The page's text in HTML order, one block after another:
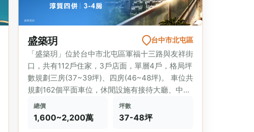
盛築玥 台中市北屯區
「盛築玥」位於台中市北屯區軍福十三路與友祥街
口，共有112戶住家，3戶店面，單層4戶，格局坪
數規劃三房(37~39坪)、四房(46~48坪)。 車位共
規劃162個平面車位，休閒設施有接待大廳、中...
總價
1,600~2,200萬
坪數
37-48坪